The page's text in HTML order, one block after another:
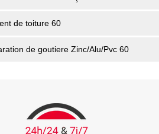
de toiture 60
de goutiere Zinc/Alu/Pvc 60